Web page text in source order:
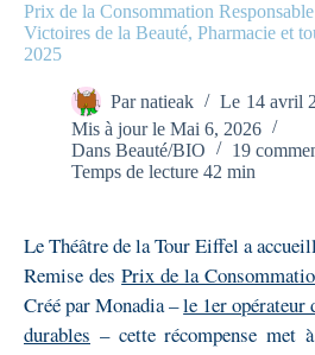
Prix de la Consommation
Victoires de la Beauté, Pharmacie et
2025
Par natieak Le 14 avril
Mis à jour le Mai 6, 2026
Dans Beauté/BIO
19
Temps de lecture 42 min
Le Théâtre de la Tour Eiffel a
Remise desPrix de la
Créé par Monadia –le 1er opérateur
durables – cette récompense met